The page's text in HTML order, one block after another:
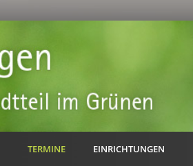
TERMINE EINRICHTUNGEN